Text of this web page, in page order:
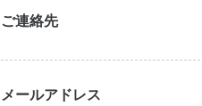
ご連絡先
メールアドレス